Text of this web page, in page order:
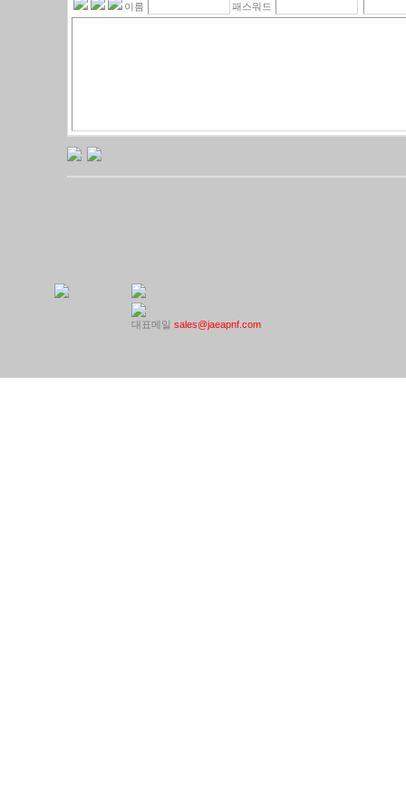
이름 패스워드
대표메일 sales@jaeapnf.com